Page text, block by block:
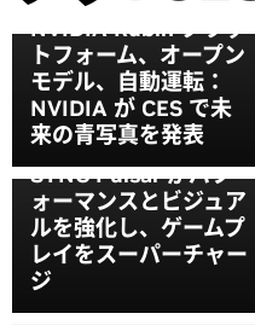
NVIDIA Rubin プラッ
トフォーム、オープン
モデル、自動運転：
NVIDIA が CES で未
来の青写真を発表
NVIDIA DLSS 4.5、パ
ス トレーシング、G-
SYNC Pulsar がパフ
ォーマンスとビジュア
ルを強化し、ゲームプ
レイをスーパーチャー
ジ